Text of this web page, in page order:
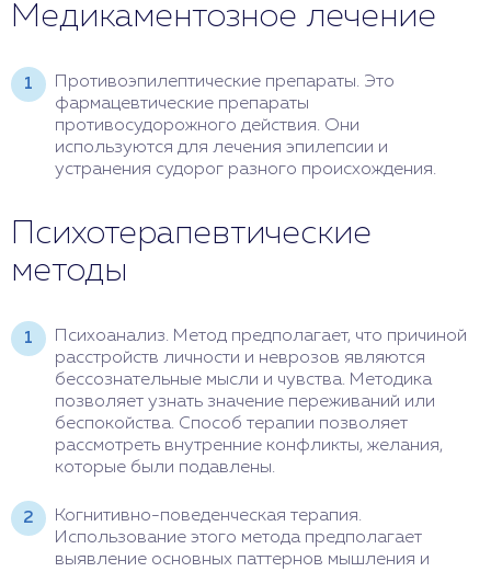
Медикаментозное лечение
Противоэпилептические препараты. Это
фармацевтические препараты
противосудорожного действия. Они
используются для лечения эпилепсии и
устранения судорог разного происхождения.
Психотерапевтические
методы
Психоанализ. Метод предполагает, что причиной
расстройств личности и неврозов являются
бессознательные мысли и чувства. Методика
позволяет узнать значение переживаний или
беспокойства. Способ терапии позволяет
рассмотреть внутренние конфликты, желания,
которые были подавлены.
Когнитивно-поведенческая терапия.
Использование этого метода предполагает
выявление основных паттернов мышления и